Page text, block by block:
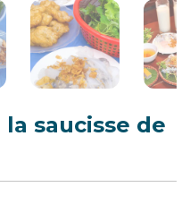
saucisse de